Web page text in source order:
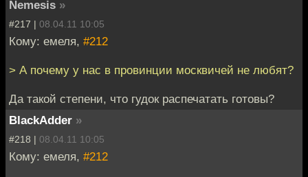
Nemesis »
#217 | 08.04.11 10:05
Кому: емеля, #212
> А почему у нас в провинции москвичей не любят?
Да такой степени, что гудок распечатать готовы?
BlackAdder »
#218 | 08.04.11 10:05
Кому: емеля, #212